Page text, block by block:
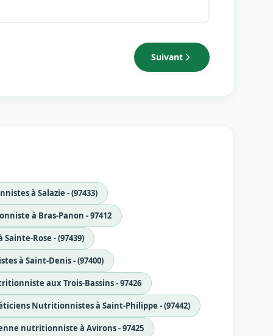
Suivant
à Salazie - (97433)
à Bras-Panon - 97412
Rose - (97439)
à Saint-Denis - (97400)
aux Trois-Bassins - 97426
Nutritionnistes à Saint-Philippe - (97442)
nutritionniste à Avirons - 97425